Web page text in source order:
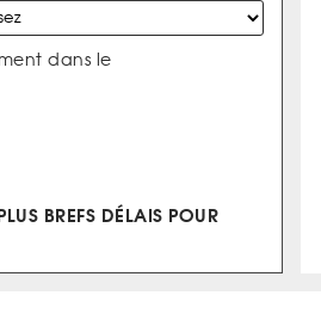
dans le
BREFS DÉLAIS POUR